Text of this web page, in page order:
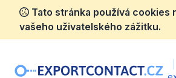
Tato stránka používá cookies
vašeho uživatelského zážitku.